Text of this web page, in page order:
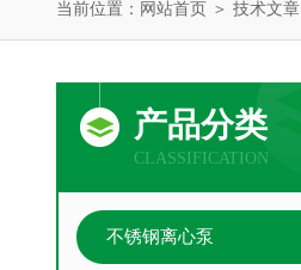
当前位置： 网站首页 ＞ 技术文章
产品分类
CLASSIFICATION
不锈钢离心泵